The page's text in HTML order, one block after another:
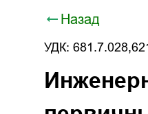
Назад
УДК: